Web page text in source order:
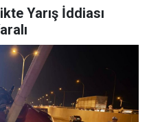
Yarış İddiası